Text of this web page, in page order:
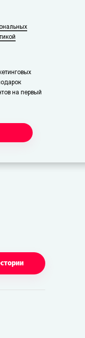
на первый